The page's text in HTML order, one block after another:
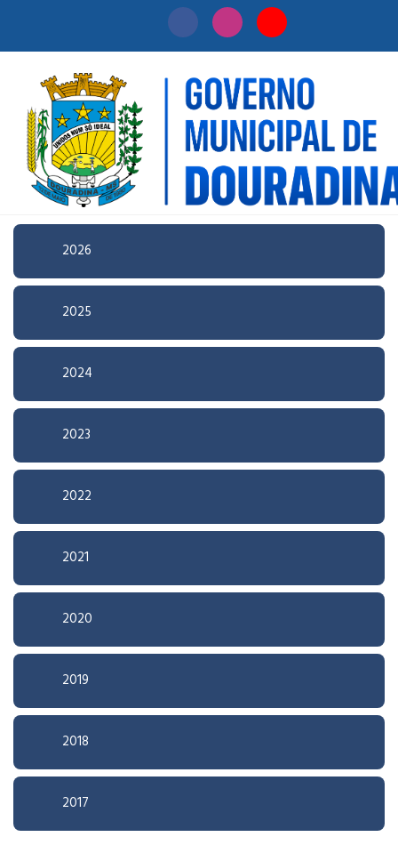
Início / Licitação
Pesquisa Avançada
2026
2025
2024
2023
2022
2021
2020
2019
2018
2017